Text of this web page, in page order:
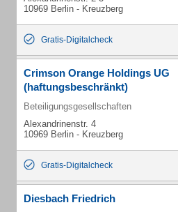
10969 Berlin - Kreuzberg
Gratis-Digitalcheck
Crimson Orange Holdings UG
(haftungsbeschränkt)
Beteiligungsgesellschaften
Alexandrinenstr. 4
10969 Berlin - Kreuzberg
Gratis-Digitalcheck
Diesbach Friedrich